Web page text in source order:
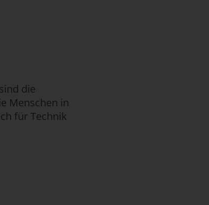
die
Menschen in
für Technik